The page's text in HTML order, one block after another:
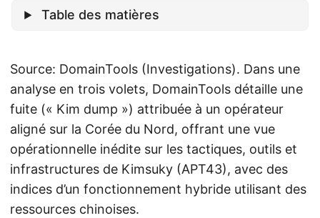
Table des matières
Source: DomainTools (Investigations). Dans une
analyse en trois volets, DomainTools détaille une
fuite (« Kim dump ») attribuée à un opérateur
aligné sur la Corée du Nord, offrant une vue
opérationnelle inédite sur les tactiques, outils et
infrastructures de Kimsuky (APT43), avec des
indices d’un fonctionnement hybride utilisant des
ressources chinoises.